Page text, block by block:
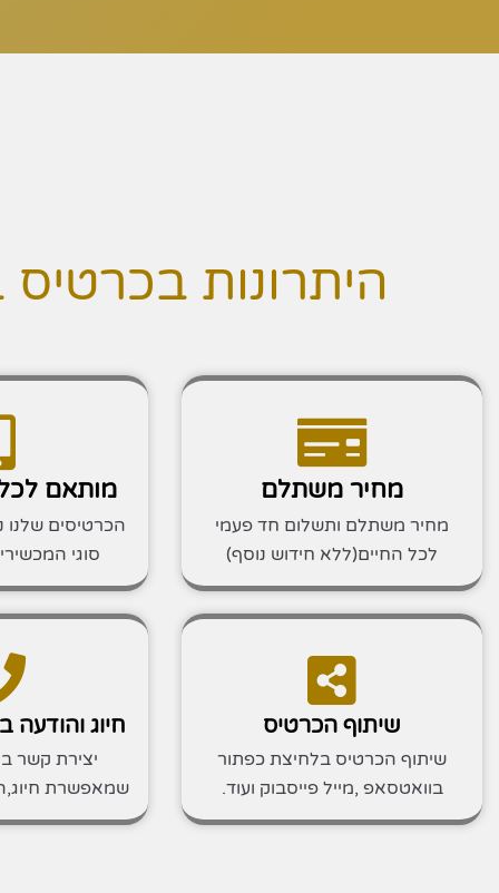
היתרונות
מחיר משתלם
מחיר משתלם ותשלום חד פעמי
לכל החיים(ללא חידוש נוסף)
שיתוף הכרטיס
שיתוף הכרטיס בלחיצת כפתור
בוואטסאפ ,מייל פייסבוק ועוד.
מותאם
הכרטיסים שלנו
סוגי
חיוג
יצירת קשר
שמאפשרת